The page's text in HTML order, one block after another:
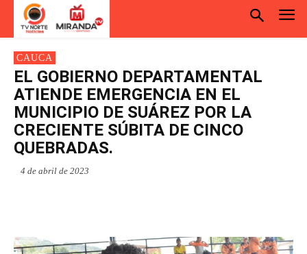
CAUCA
EL GOBIERNO DEPARTAMENTAL
ATIENDE EMERGENCIA EN EL
MUNICIPIO DE SUÁREZ POR LA
CRECIENTE SÚBITA DE CINCO
QUEBRADAS.
4 de abril de 2023